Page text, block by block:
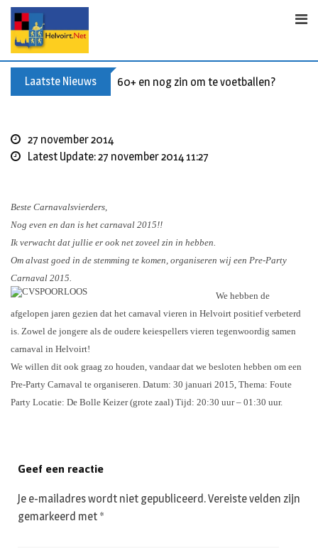
p
Laatste Nieuws 60+ en nog zin om te voetballen? Kom
27 november 2014
Latest Update: 27 november 2014 11:27
Beste Carnavalsvierders,
Nog even en dan is het carnaval 2015!!
Ik verwacht dat jullie er ook net zoveel zin in hebben.
Om alvast goed in de stemming te komen, organiseren wij een Pre-Party
Carnaval 2015.
We hebben de
afgelopen jaren gezien dat het carnaval vieren in Helvoirt positief verbeterd
is. Zowel de jongere als de oudere keiespellers vieren tegenwoordig samen
carnaval in Helvoirt!
We willen dit ook graag zo houden, vandaar dat we besloten hebben om een
Pre-Party Carnaval te organiseren. Datum: 30 januari 2015, Thema: Foute
Party Locatie: De Bolle Keizer (grote zaal) Tijd: 20:30 uur – 01:30 uur.
Geef een reactie
Je e-mailadres wordt niet gepubliceerd.Vereiste velden zijn
gemarkeerd met *